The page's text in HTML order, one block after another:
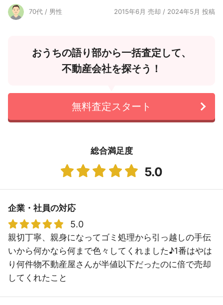
70代 / 男性 2015年6月 売却 / 2024年5月 投稿
おうちの語り部から一括査定して、
不動産会社を探そう！
無料査定スタート
総合満足度
5.0
企業・社員の対応
5.0
親切丁寧、親身になってゴミ処理から引っ越しの手伝
いから何かなら何まで色々してくれました♪1番はやは
り何件物不動産屋さんが半値以下だったのに倍で売却
してくれたこと